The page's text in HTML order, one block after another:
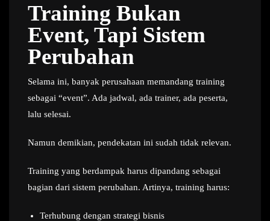
Training Bukan
Event, Tapi Sistem
Perubahan
Selama ini, banyak perusahaan memandang training
sebagai “event”. Ada jadwal, ada trainer, ada peserta,
lalu selesai.
Namun demikian, pendekatan ini sudah tidak relevan.
Training yang berdampak harus dipandang sebagai
bagian dari sistem perubahan. Artinya, training harus:
Terhubung dengan strategi bisnis